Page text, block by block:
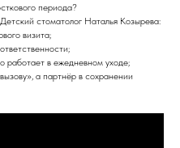
периода?
стоматолог Наталья Козырева:
визита;
работает в ежедневном уходе;
а партнёр в сохранении